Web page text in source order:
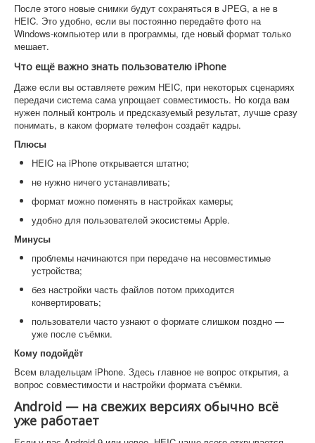
После этого новые снимки будут сохраняться в JPEG, а не в
HEIC. Это удобно, если вы постоянно передаёте фото на
Windows-компьютер или в программы, где новый формат только
мешает.
Что ещё важно знать пользователю iPhone
Даже если вы оставляете режим HEIC, при некоторых сценариях
передачи система сама упрощает совместимость. Но когда вам
нужен полный контроль и предсказуемый результат, лучше сразу
понимать, в каком формате телефон создаёт кадры.
Плюсы
HEIC на iPhone открывается штатно;
не нужно ничего устанавливать;
формат можно поменять в настройках камеры;
удобно для пользователей экосистемы Apple.
Минусы
проблемы начинаются при передаче на несовместимые
устройства;
без настройки часть файлов потом приходится
конвертировать;
пользователи часто узнают о формате слишком поздно —
уже после съёмки.
Кому подойдёт
Всем владельцам iPhone. Здесь главное не вопрос открытия, а
вопрос совместимости и настройки формата съёмки.
Android — на свежих версиях обычно всё
уже работает